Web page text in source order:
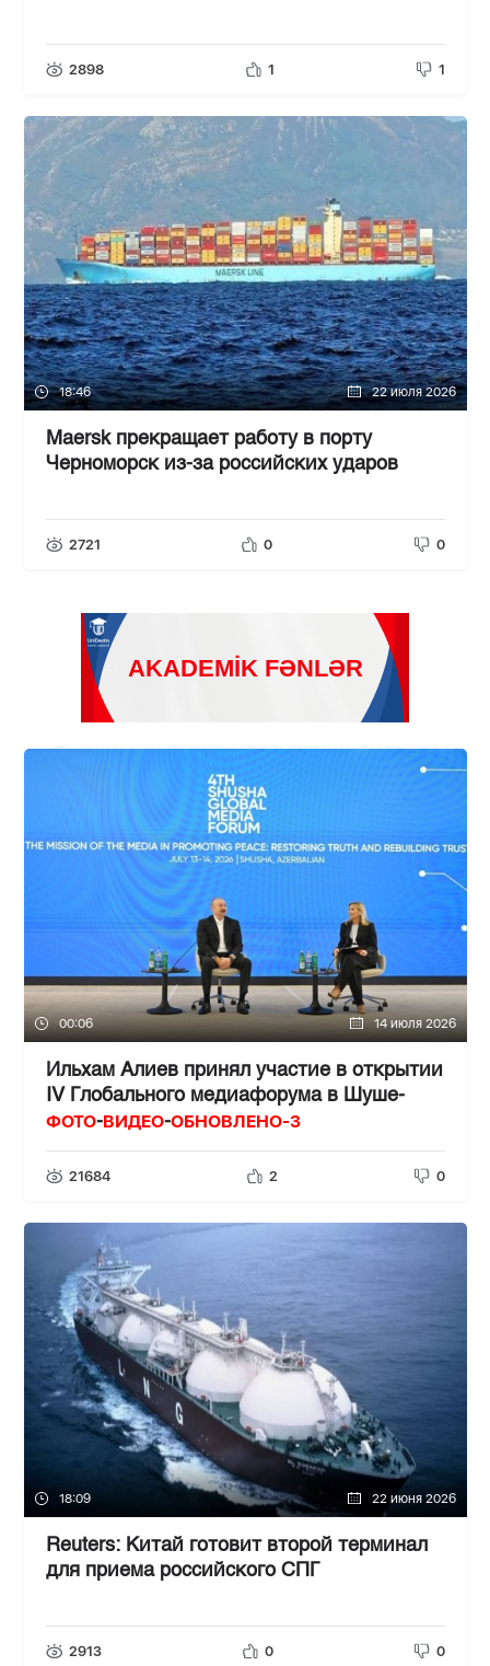
2898 1 1
18:46 22 июля 2026
Maersk прекращает работу в порту
Черноморск из-за российских ударов
2721 0 0
00:06 14 июля 2026
Ильхам Алиев принял участие в открытии
IV Глобального медиафорума в Шуше-
ФОТО-ВИДЕО-ОБНОВЛЕНО-3
21684 2 0
18:09 22 июня 2026
Reuters: Китай готовит второй терминал
для приема российского СПГ
2913 0 0